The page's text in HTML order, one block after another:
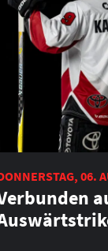
06.